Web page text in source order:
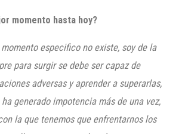
momento hasta hoy?
momento especifico no existe, soy de la
para surgir se debe ser capaz de
adversas y aprender a superarlas,
ha generado impotencia más de una vez,
laque tenemos que enfrentarnos los